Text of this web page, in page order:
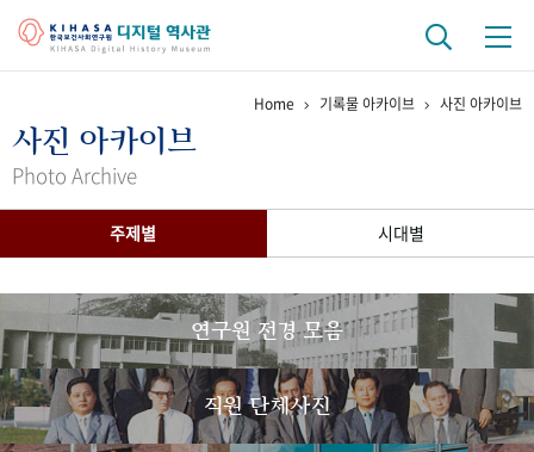
걸어온 길 기관 변천사
간행물 변천사
기록물 아카이브
사진 아카이브 문서 기록물 행정박물 영상 기록물
Home 기록물 아카이브 사진 아카이브
사진 아카이브
Photo Archive
주제별 시대별
연구원 전경 모음
직원 단체사진